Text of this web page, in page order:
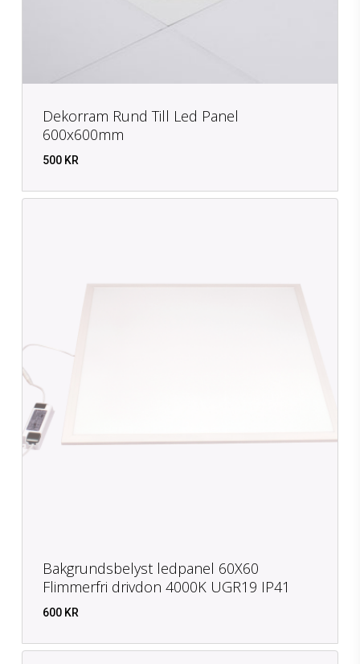
Dekorram Rund Till Led Panel
600x600mm
500 KR
Bakgrundsbelyst ledpanel 60X60
Flimmerfri drivdon 4000K UGR19 IP41
600 KR